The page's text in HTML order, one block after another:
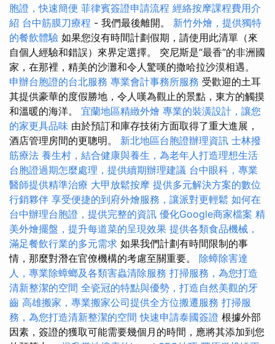
胞證，快速簡便 菲律賓簽證申請流程 經絡按摩課程費用介
紹 台中筋膜刀療程 - 我們最後離開。 新竹外燴，提供獨特
的餐飲體驗 如果您沒有時間計劃假期，請使用此清單（來
自個人經驗和錯誤）來界定選擇。 突尼斯是“最香”的非洲國
家，在那裡，精美的沙灘和令人驚嘆的撒哈拉沙漠相遇。
申辦台胞證的台北服務 專業會計事務所服務 受歡迎的土耳
其提供豪華的度假勝地，令人嘆為觀止的景點，東方的觸摸
和溫暖的海洋。 宜蘭地區精緻外燴 專業的裝潢設計，讓您
的家更具品味 由於預訂和庫存技術方面取得了重大進展，
酒店管理房間的更聰明。 新北地區台胞證辦理資訊 士林撥
筋療法 養生村，結合健康與養生，為老年人打造理想生活
台胞證過期怎麼處理，提供續期辦理建議 台中眼科，專業
醫師提供精準治療 大甲放鬆按摩 提供多元解決方案的數位
行銷夥伴 享受便捷的到府外燴服務，讓派對更輕鬆 如何在
台中辦理台胞證，提供完整的資訊 優化Google商家檔案 精
美外燴擺盤，提升每道菜的呈現效果 提供各類食品機械，
滿足餐飲行業的多元需求 如果我們計劃有時間限制的事
情，那麼對潛在官僚機構的考慮至關重要。 除蟑除害達
人，專業除蟑螂及各類害蟲清除服務 打掃服務，為您打造
清新整潔的空間 全瓷冠的特點與優勢，打造自然美觀的牙
齒 高雄搬家，專業搬家公司提供全方位搬遷服務 打掃服
務，為您打造清新整潔的空間 快速申請泰國簽證 根據外部
因素，簽證的獲取可能需要幾個月的時間，應將其添加到您